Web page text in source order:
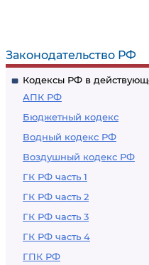
Законодательство РФ
Кодексы РФ в
АПК РФ
Бюджетный кодекс
Водный кодекс РФ
Воздушный кодекс РФ
ГК РФ часть 1
ГК РФ часть 2
ГК РФ часть 3
ГК РФ часть 4
ГПК РФ